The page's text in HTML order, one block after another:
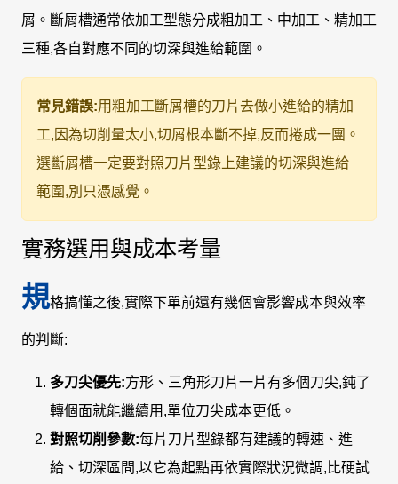
屑。斷屑槽通常依加工型態分成粗加工、中加工、精加工
三種,各自對應不同的切深與進給範圍。
常見錯誤:用粗加工斷屑槽的刀片去做小進給的精加
工,因為切削量太小,切屑根本斷不掉,反而捲成一團。
選斷屑槽一定要對照刀片型錄上建議的切深與進給
範圍,別只憑感覺。
實務選用與成本考量
規格搞懂之後,實際下單前還有幾個會影響成本與效率
的判斷:
多刀尖優先:方形、三角形刀片一片有多個刀尖,鈍了
轉個面就能繼續用,單位刀尖成本更低。
對照切削參數:每片刀片型錄都有建議的轉速、進
給、切深區間,以它為起點再依實際狀況微調,比硬試